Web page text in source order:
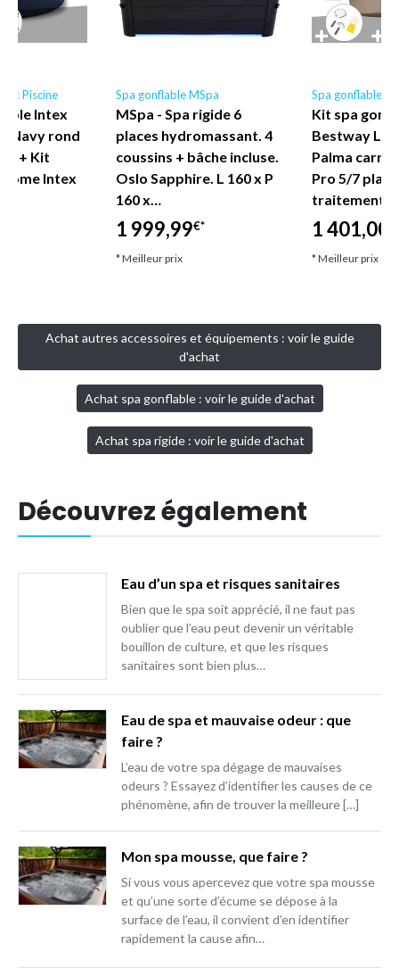
Piscine
Intex
Navy rond
+ Kit
Intex
Spa gonflable MSpa
MSpa - Spa rigide 6
places hydromassant. 4
coussins + bâche incluse.
Oslo Sapphire. L 160 x P
160 x…
1 999,99€*
* Meilleur prix
Spa gonflable
Kit spa
Bestway
Palma carré
Pro 5/7
traitement
1 401,00
* Meilleur prix
Achat autres accessoires et équipements : voir le guide
d'achat
Achat spa gonflable : voir le guide d'achat
Achat spa rigide : voir le guide d'achat
Découvrez également
Eau d’un spa et risques sanitaires
Bien que le spa soit apprécié, il ne faut pas
oublier que l’eau peut devenir un véritable
bouillon de culture, et que les risques
sanitaires sont bien plus…
Eau de spa et mauvaise odeur : que
faire ?
L’eau de votre spa dégage de mauvaises
odeurs ? Essayez d’identifier les causes de ce
phénomène, afin de trouver la meilleure […]
Mon spa mousse, que faire ?
Si vous vous apercevez que votre spa mousse
et qu’une sorte d’écume se dépose à la
surface de l’eau, il convient d’en identifier
rapidement la cause afin…